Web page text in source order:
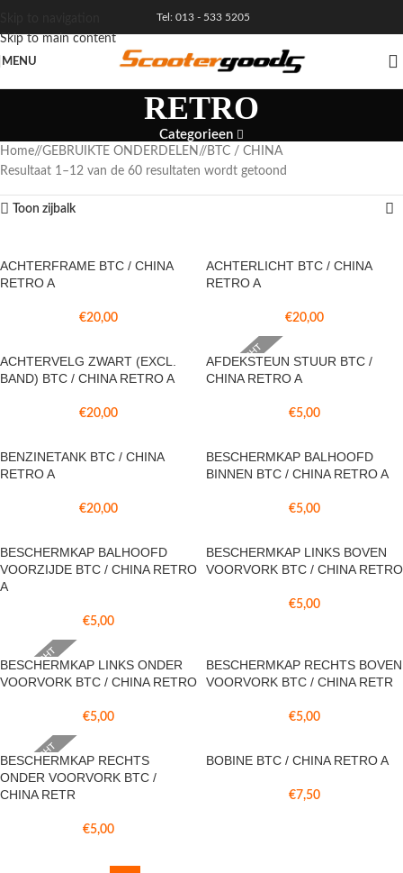
Skip to main content
Tel: 013 - 533 5205
MENU
RETRO
Categorieen
Home/ GEBRUIKTE ONDERDELEN / BTC / CHINA
Resultaat 1–12 van de 60 resultaten wordt getoond
Toon zijbalk
ACHTERFRAME BTC / CHINA
RETRO A
€20,00
ACHTERLICHT BTC / CHINA
RETRO A
€20,00
ACHTERVELG ZWART (EXCL.
BAND) BTC / CHINA RETRO A
€20,00
VERKOCHT
AFDEKSTEUN STUUR BTC /
CHINA RETRO A
€5,00
BENZINETANK BTC / CHINA
RETRO A
€20,00
BESCHERMKAP BALHOOFD
BINNEN BTC / CHINA RETRO A
€5,00
BESCHERMKAP BALHOOFD
VOORZIJDE BTC / CHINA RETRO
A
€5,00
BESCHERMKAP LINKS BOVEN
VOORVORK BTC / CHINA RETRO
€5,00
VERKOCHT
BESCHERMKAP LINKS ONDER
VOORVORK BTC / CHINA RETRO
€5,00
BESCHERMKAP RECHTS BOVEN
VOORVORK BTC / CHINA RETR
€5,00
VERKOCHT
BESCHERMKAP RECHTS
ONDER VOORVORK BTC /
CHINA RETR
€5,00
BOBINE BTC / CHINA RETRO A
€7,50